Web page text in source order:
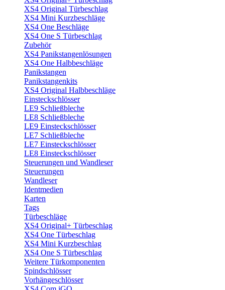
XS4 Original Türbeschlag
XS4 Mini Kurzbeschläge
XS4 One Beschläge
XS4 One S Türbeschlag
Zubehör
XS4 Panikstangenlösungen
XS4 One Halbbeschläge
Panikstangen
Panikstangenkits
XS4 Original Halbbeschläge
Einsteckschlösser
LE9 Schließbleche
LE8 Schließbleche
LE9 Einsteckschlösser
LE7 Schließbleche
LE7 Einsteckschlösser
LE8 Einsteckschlösser
Steuerungen und Wandleser
Steuerungen
Wandleser
Identmedien
Karten
Tags
Türbeschläge
XS4 Original+ Türbeschlag
XS4 One Türbeschlag
XS4 Mini Kurzbeschlag
XS4 One S Türbeschlag
Weitere Türkomponenten
Spindschlösser
Vorhängeschlösser